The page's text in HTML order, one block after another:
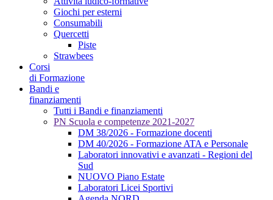
Giochi per esterni
Consumabili
Quercetti
Piste
Strawbees
Corsi
di Formazione
Bandi e
finanziamenti
Tutti i Bandi e finanziamenti
PN Scuola e competenze 2021-2027
DM 38/2026 - Formazione docenti
DM 40/2026 - Formazione ATA e Personale
Laboratori innovativi e avanzati - Regioni del
Sud
NUOVO Piano Estate
Laboratori Licei Sportivi